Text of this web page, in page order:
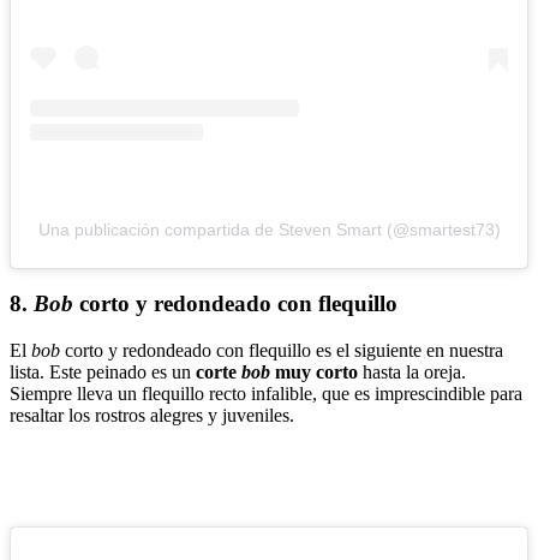
Una publicación compartida de Steven Smart (@smartest73)
8. Bob corto y redondeado con flequillo
El bob corto y redondeado con flequillo es el siguiente en nuestra
lista. Este peinado es un corte bob muy corto hasta la oreja.
Siempre lleva un flequillo recto infalible, que es imprescindible para
resaltar los rostros alegres y juveniles.